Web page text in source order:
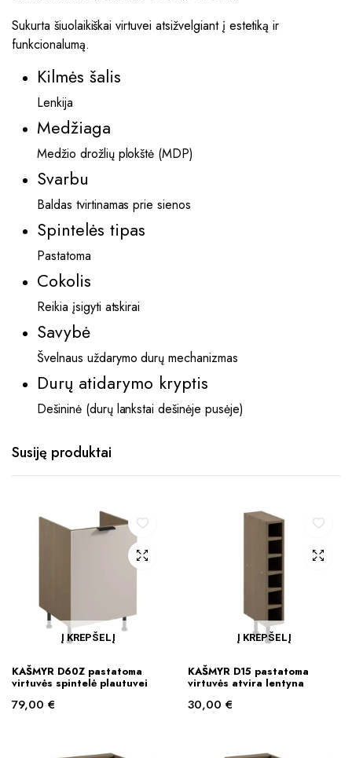
Sukurta šiuolaikiškai virtuvei atsižvelgiant į estetiką ir
funkcionalumą.
Kilmės šalis
Lenkija
Medžiaga
Medžio drožlių plokštė (MDP)
Svarbu
Baldas tvirtinamas prie sienos
Spintelės tipas
Pastatoma
Cokolis
Reikia įsigyti atskirai
Savybė
Švelnaus uždarymo durų mechanizmas
Durų atidarymo kryptis
Dešininė (durų lankstai dešinėje pusėje)
Susiję produktai
Į KREPŠELĮ
KAŠMYR D60Z pastatoma
virtuvės spintelė plautuvei
79,00 €
Į KREPŠELĮ
KAŠMYR D15 pastatoma
virtuvės atvira lentyna
30,00 €